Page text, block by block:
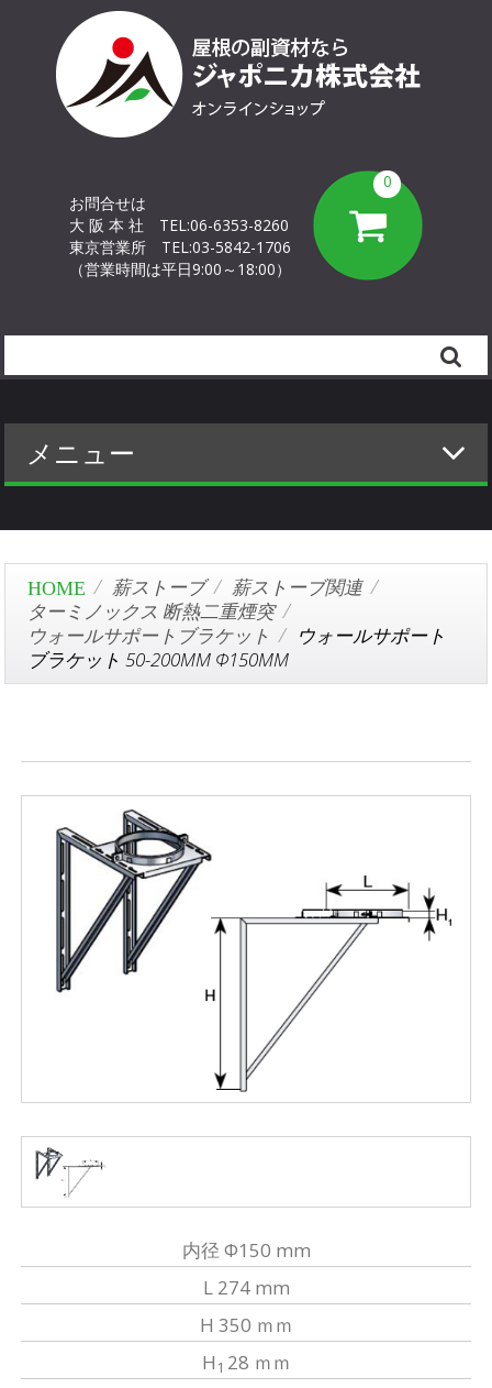
お問合せは
大 阪 本 社 TEL:06-6353-8260
東京営業所 TEL:03-5842-1706
（営業時間は平日9:00～18:00）
0
メニュー
薪ストーブ
薪ストーブ関連
ターミノックス 断熱二重煙突
ウォールサポートブラケット
ウォールサポート
ブラケット 50-200MM Φ150MM
内径 Φ150 mm
L 274 mm
H 350 ｍｍ
H 1 28 ｍｍ